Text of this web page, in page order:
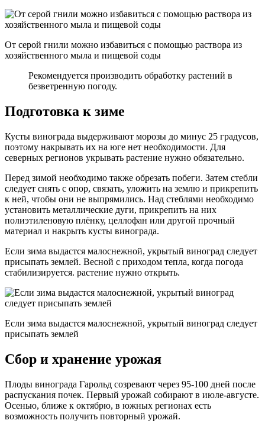
От серой гнили можно избавиться с помощью раствора из
хозяйственного мыла и пищевой соды
Рекомендуется производить обработку растений в
безветренную погоду.
Подготовка к зиме
Кусты винограда выдерживают морозы до минус 25 градусов,
поэтому накрывать их на юге нет необходимости. Для
северных регионов укрывать растение нужно обязательно.
Перед зимой необходимо также обрезать побеги. Затем стебли
следует снять с опор, связать, уложить на землю и прикрепить
к ней, чтобы они не выпрямились. Над стеблями необходимо
установить металлические дуги, прикрепить на них
полиэтиленовую плёнку, целлофан или другой прочный
материал и накрыть кусты винограда.
Если зима выдастся малоснежной, укрытый виноград следует
присыпать землей. Весной с приходом тепла, когда погода
стабилизируется. растение нужно открыть.
Если зима выдастся малоснежной, укрытый виноград следует
присыпать землей
Сбор и хранение урожая
Плоды винограда Гарольд созревают через 95-100 дней после
распускания почек. Первый урожай собирают в июле-августе.
Осенью, ближе к октябрю, в южных регионах есть
возможность получить повторный урожай.